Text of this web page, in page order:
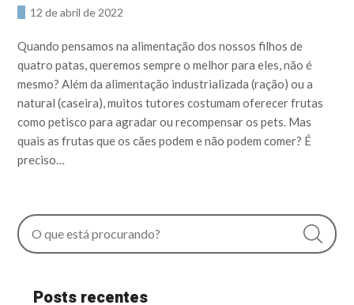
12 de abril de 2022
Quando pensamos na alimentação dos nossos filhos de
quatro patas, queremos sempre o melhor para eles, não é
mesmo? Além da alimentação industrializada (ração) ou a
natural (caseira), muitos tutores costumam oferecer frutas
como petisco para agradar ou recompensar os pets. Mas
quais as frutas que os cães podem e não podem comer? É
preciso…
Posts recentes